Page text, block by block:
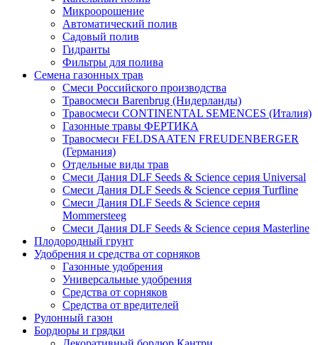
Микроорошение
Автоматический полив
Садовый полив
Гидранты
Фильтры для полива
Семена газонных трав
Смеси Российского производства
Травосмеси Barenbrug (Нидерланды)
Травосмеси CONTINENTAL SEMENCES (Италия)
Газонные травы ФЕРТИКА
Травосмеси FELDSAATEN FREUDENBERGER
(Германия)
Отдельные виды трав
Смеси Дания DLF Seeds & Sciеnce серия Universal
Смеси Дания DLF Seeds & Sciеnce серия Turfline
Смеси Дания DLF Seeds & Sciеnce серия
Mommersteeg
Смеси Дания DLF Seeds & Sciеnce серия Masterline
Плодородный грунт
Удобрения и средства от сорняков
Газонные удобрения
Универсальные удобрения
Средства от сорняков
Средства от вредителей
Рулонный газон
Бордюры и грядки